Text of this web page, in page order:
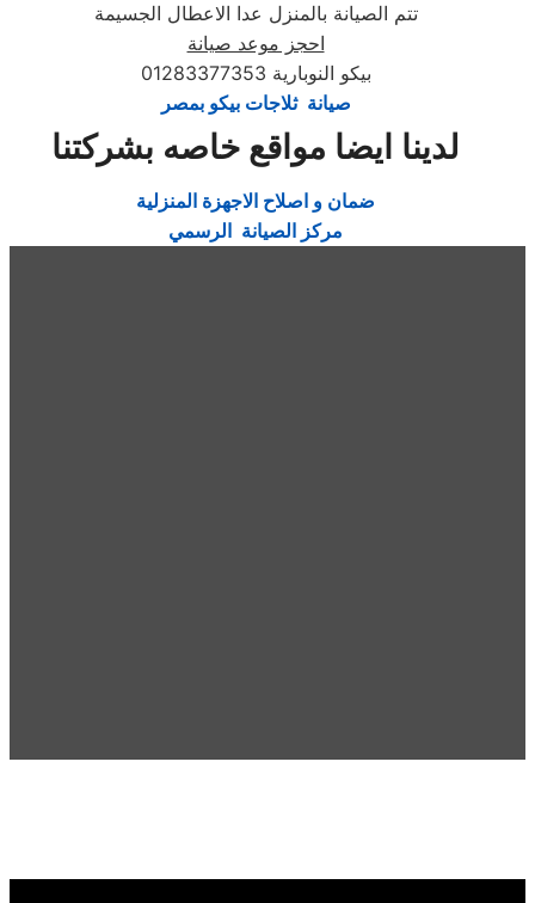
تتم الصيانة بالمنزل عدا الاعطال الجسيمة
احجز موعد صيانة
بيكو النوبارية 01283377353
صيانة ثلاجات بيكو بمصر
لدينا ايضا مواقع خاصه بشركتنا
ضمان و اصلاح الاجهزة المنزلية
مركز الصيانة الرسمي